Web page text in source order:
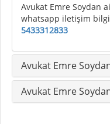
Avukat Emre Soydan
whatsapp iletişim
5433312833
Avukat Emre
Avukat Emre